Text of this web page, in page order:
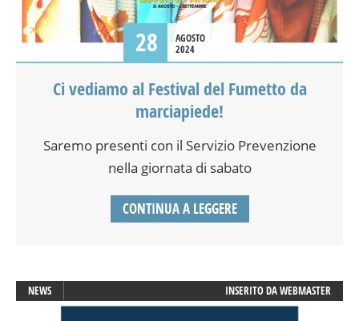
28
AGOSTO
2024
Ci vediamo al Festival del Fumetto da
marciapiede!
Saremo presenti con il Servizio Prevenzione
nella giornata di sabato
CONTINUA A LEGGERE
NEWS INSERITO DAWEBMASTER